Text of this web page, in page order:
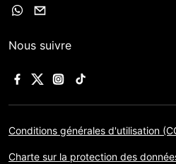
Nous suivre
Conditions générales d'utilisation
Charte sur la protection des